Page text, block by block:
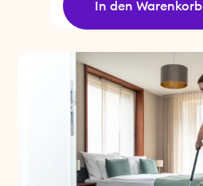
In den Warenkorb